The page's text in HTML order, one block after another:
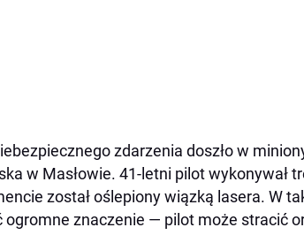
zdarzenia doszło w
w Masłowie. 41-letni pilot wykonywał
został oślepiony wiązką lasera. W
ogromne znaczenie — pilot może stracić